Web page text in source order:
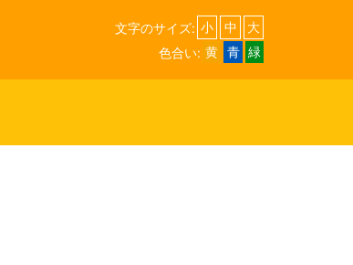
文字のサイズ: 小 中
大
色合い: 黄 青 緑